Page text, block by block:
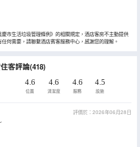
市生活垃圾管理條例》的相關規定，酒店客房不主動提供
何需要，請聯繫酒店賓客服務中心，感謝您的理解。
客評論(418)
4.6
位置
4.6
清潔度
4.6
服務
4.5
設施
評價於：2026年06月28日